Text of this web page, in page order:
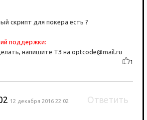
скрипт для покера есть ?
поддержки:
напишите ТЗ на optcode@mail.ru
1
12 декабря 2016 22:02 Ответить